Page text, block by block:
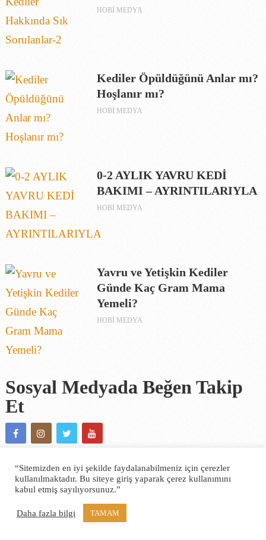
HOBI MEDYA
Kediler Öpüldüğünü Anlar mı?
Hoşlanır mı?
HOBI MEDYA
0-2 AYLIK YAVRU KEDİ
BAKIMI – AYRINTILARIYLA
HOBI MEDYA
Yavru ve Yetişkin Kediler
Günde Kaç Gram Mama
Yemeli?
HOBI MEDYA
Sosyal Medyada Beğen Takip
Et
Yorum Yazınız
“Sitemizden en iyi şekilde faydalanabilmeniz için çerezler
kullanılmaktadır. Bu siteye giriş yaparak çerez kullanımını
kabul etmiş sayılıyorsunuz.”
Daha fazla bilgi TAMAM